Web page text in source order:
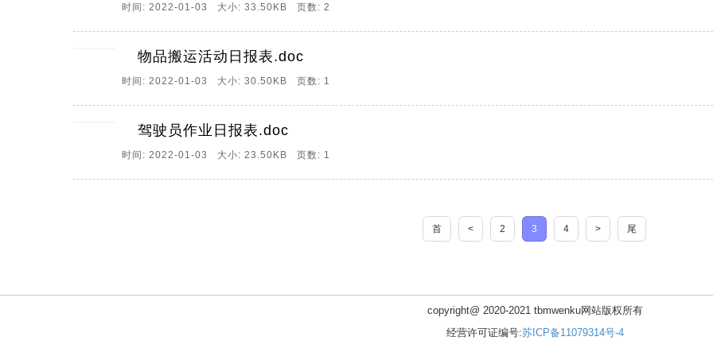
时间: 2022-01-03 大小: 33.50KB 页数: 2
物品搬运活动日报表.doc
时间: 2022-01-03 大小: 30.50KB 页数: 1
驾驶员作业日报表.doc
时间: 2022-01-03 大小: 23.50KB 页数: 1
首 < 2 3 4 > 尾
copyright@ 2020-2021 tbmwenku网站版权所有
经营许可证编号:苏ICP备11079314号-4